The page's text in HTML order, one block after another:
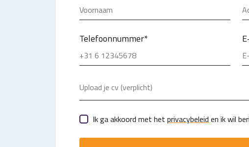
Telefoonnummer*
Upload je cv (verplicht)
Ik ga akkoord met het privacybeleid en ik wil